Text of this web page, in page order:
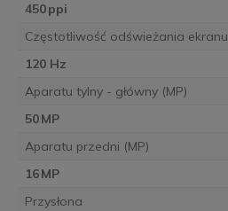
450 ppi
Częstotliwość odświeżania ekranu
120 Hz
Aparatu tylny - główny (MP)
50 MP
Aparatu przedni (MP)
16 MP
Przysłona